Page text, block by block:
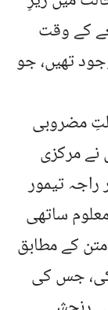
کے وقت
تھیں، جو
مضروبی
نے مرکزی
راجہ تیمور
ساتھی
کے مطابق
کی، جس کی